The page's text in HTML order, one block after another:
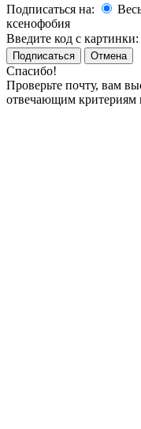
Подписаться на:
ксенофобия
Введите код с картинки:
Подписаться
Отмена
Спасибо!
Проверьте почту, вам
отвечающим критериям